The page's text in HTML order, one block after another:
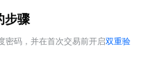
步骤
密码，并在首次交易前开启双重验